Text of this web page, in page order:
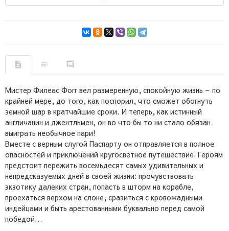
Мистер Филеас Фогг вел размеренную, спокойную жизнь – по
крайней мере, до того, как поспорил, что сможет обогнуть
земной шар в кратчайшие сроки. И теперь, как истинный
англичанин и джентльмен, он во что бы то ни стало обязан
выиграть необычное пари!
Вместе с верным слугой Паспарту он отправляется в полное
опасностей и приключений кругосветное путешествие. Героям
предстоит пережить восемьдесят самых удивительных и
непредсказуемых дней в своей жизни: прочувствовать
экзотику далеких стран, попасть в шторм на корабле,
проехаться верхом на слоне, сразиться с кровожадными
индейцами и быть арестованными буквально перед самой
победой…